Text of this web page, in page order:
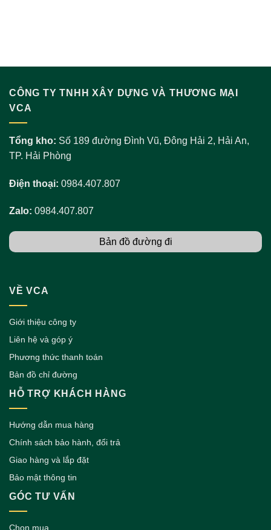
CÔNG TY TNHH XÂY DỰNG VÀ THƯƠNG MẠI
VCA
Tổng kho: Số 189 đường Đình Vũ, Đông Hải 2, Hải An,
TP. Hải Phòng
Điện thoại: 0984.407.807
Zalo: 0984.407.807
Bản đồ đường đi
VỀ VCA
Giới thiệu công ty
Liên hệ và góp ý
Phương thức thanh toán
Bản đồ chỉ đường
HỖ TRỢ KHÁCH HÀNG
Hướng dẫn mua hàng
Chính sách bảo hành, đổi trả
Giao hàng và lắp đặt
Bảo mật thông tin
GÓC TƯ VẤN
Chọn mua